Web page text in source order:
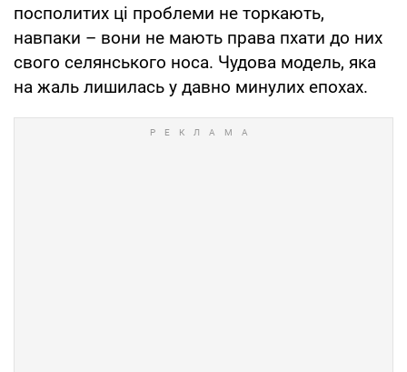
посполитих ці проблеми не торкають,
навпаки – вони не мають права пхати до них
свого селянського носа. Чудова модель, яка
на жаль лишилась у давно минулих епохах.